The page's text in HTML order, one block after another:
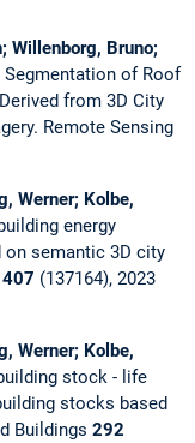
Willenborg, Bruno;
of Roof
from 3D City
Remote Sensing
Werner; Kolbe,
energy
on semantic 3D city
407 (137164), 2023
Werner; Kolbe,
stock - life
stocks based
Buildings 292